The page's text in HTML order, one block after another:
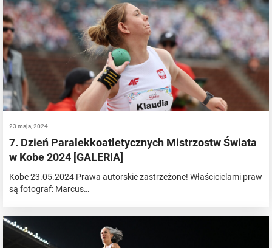
23 maja, 2024
7. Dzień Paralekkoatletycznych Mistrzostw Świata
w Kobe 2024 [GALERIA]
Kobe 23.05.2024 Prawa autorskie zastrzeżone! Właścicielami praw
są fotograf: Marcus…